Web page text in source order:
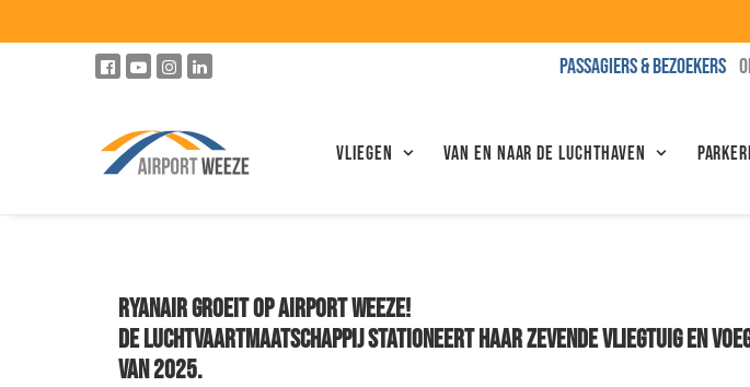
PASSAGIERS & BEZOEKERS
Vliegen VAN EN NAAR DE LUCHTHAVEN
RYANAIR GROEIT OP AIRPORT WEEZE!
DE LUCHTVAARTMAATSCHAPPIJ STATIONEERT HAAR ZEVENDE VLIEGTUIG EN
VAN 2025.